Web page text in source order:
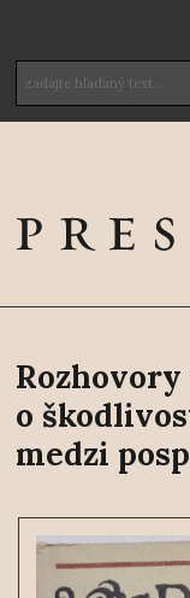
o
medzi